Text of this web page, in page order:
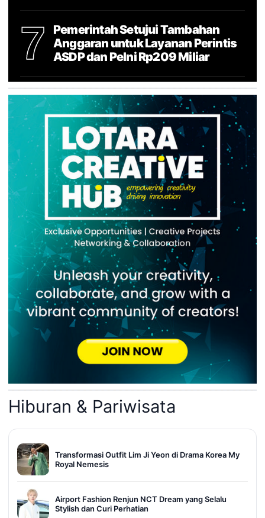
7
Pemerintah Setujui Tambahan
Anggaran untuk Layanan Perintis
ASDP dan Pelni Rp209 Miliar
Hiburan & Pariwisata
Transformasi Outfit Lim Ji Yeon di Drama Korea My
Royal Nemesis
Airport Fashion Renjun NCT Dream yang Selalu
Stylish dan Curi Perhatian